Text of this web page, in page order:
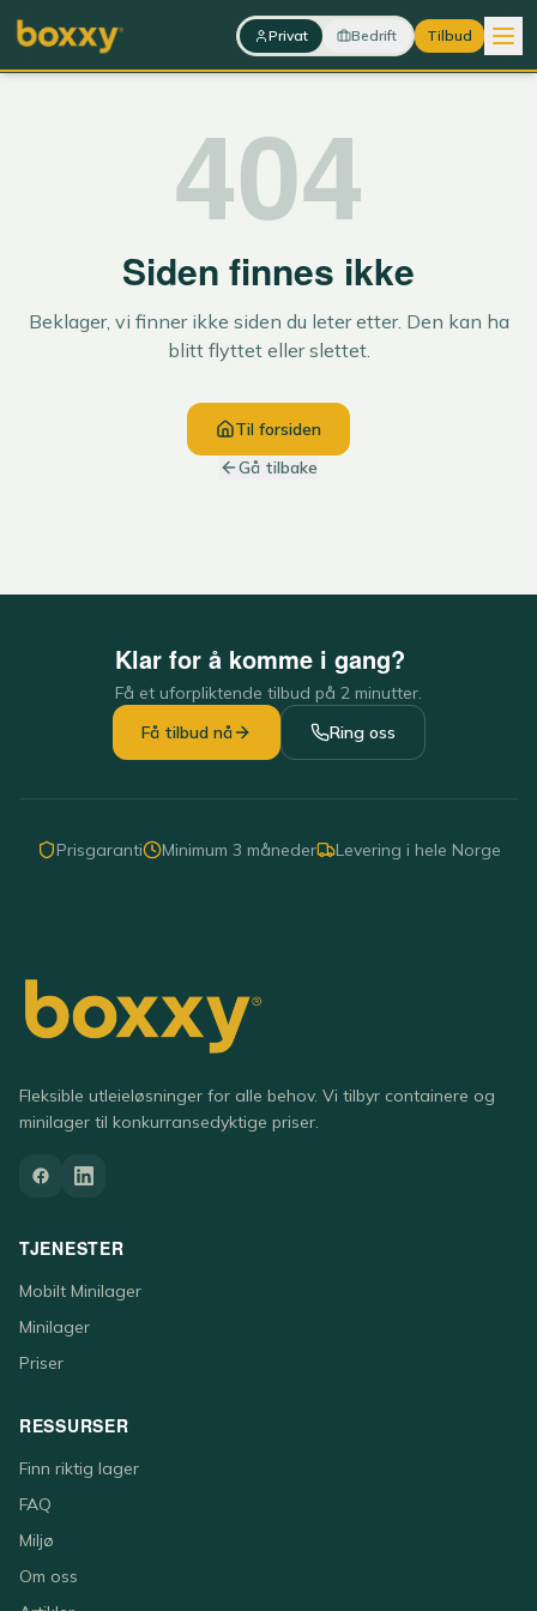
Hopp til innhold
Privat Bedrift Tilbud
404
Siden finnes ikke
Beklager, vi finner ikke siden du leter etter. Den kan ha
blitt flyttet eller slettet.
Til forsiden
Gå tilbake
Klar for å komme i gang?
Få et uforpliktende tilbud på 2 minutter.
Få tilbud nå
Ring oss
Prisgaranti Minimum 3 måneder Levering i hele Norge
Fleksible utleieløsninger for alle behov. Vi tilbyr containere og
minilager til konkurransedyktige priser.
TJENESTER
Mobilt Minilager
Minilager
Priser
RESSURSER
Finn riktig lager
FAQ
Miljø
Om oss